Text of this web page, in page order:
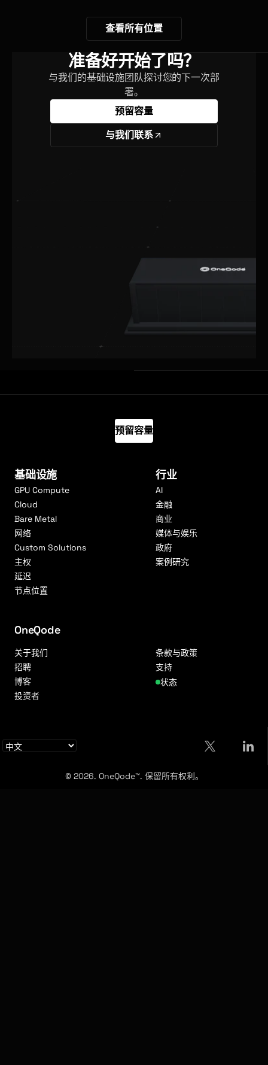
查看所有位置
准备好开始了吗？
与我们的基础设施团队探讨您的下一次部
署。
预留容量
与我们联系
预留容量
基础设施
GPU Compute
Cloud
Bare Metal
网络
Custom Solutions
主权
延迟
节点位置
行业
AI
金融
商业
媒体与娱乐
政府
案例研究
OneQode
关于我们
招聘
博客
投资者
条款与政策
支持
状态
© 2026. OneQode™. 保留所有权利。